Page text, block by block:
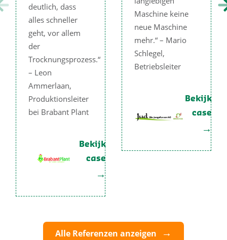
deutlich, dass
alles schneller
geht, vor allem
der
Trocknungsprozess.“
– Leon
Ammerlaan,
Produktionsleiter
bei Brabant Plant
Bekijk
case
Maschine keine
neue Maschine
mehr.“ – Mario
Schlegel,
Betriebsleiter
Bekijk
case
Alle Referenzen anzeigen